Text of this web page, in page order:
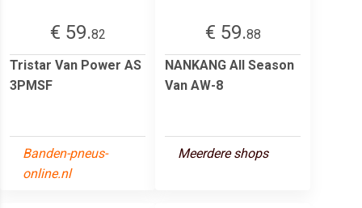
€ 59.82
Tristar Van Power AS
3PMSF
Banden-pneus-
online.nl
€ 59.88
NANKANG All Season
Van AW-8
Meerdere shops